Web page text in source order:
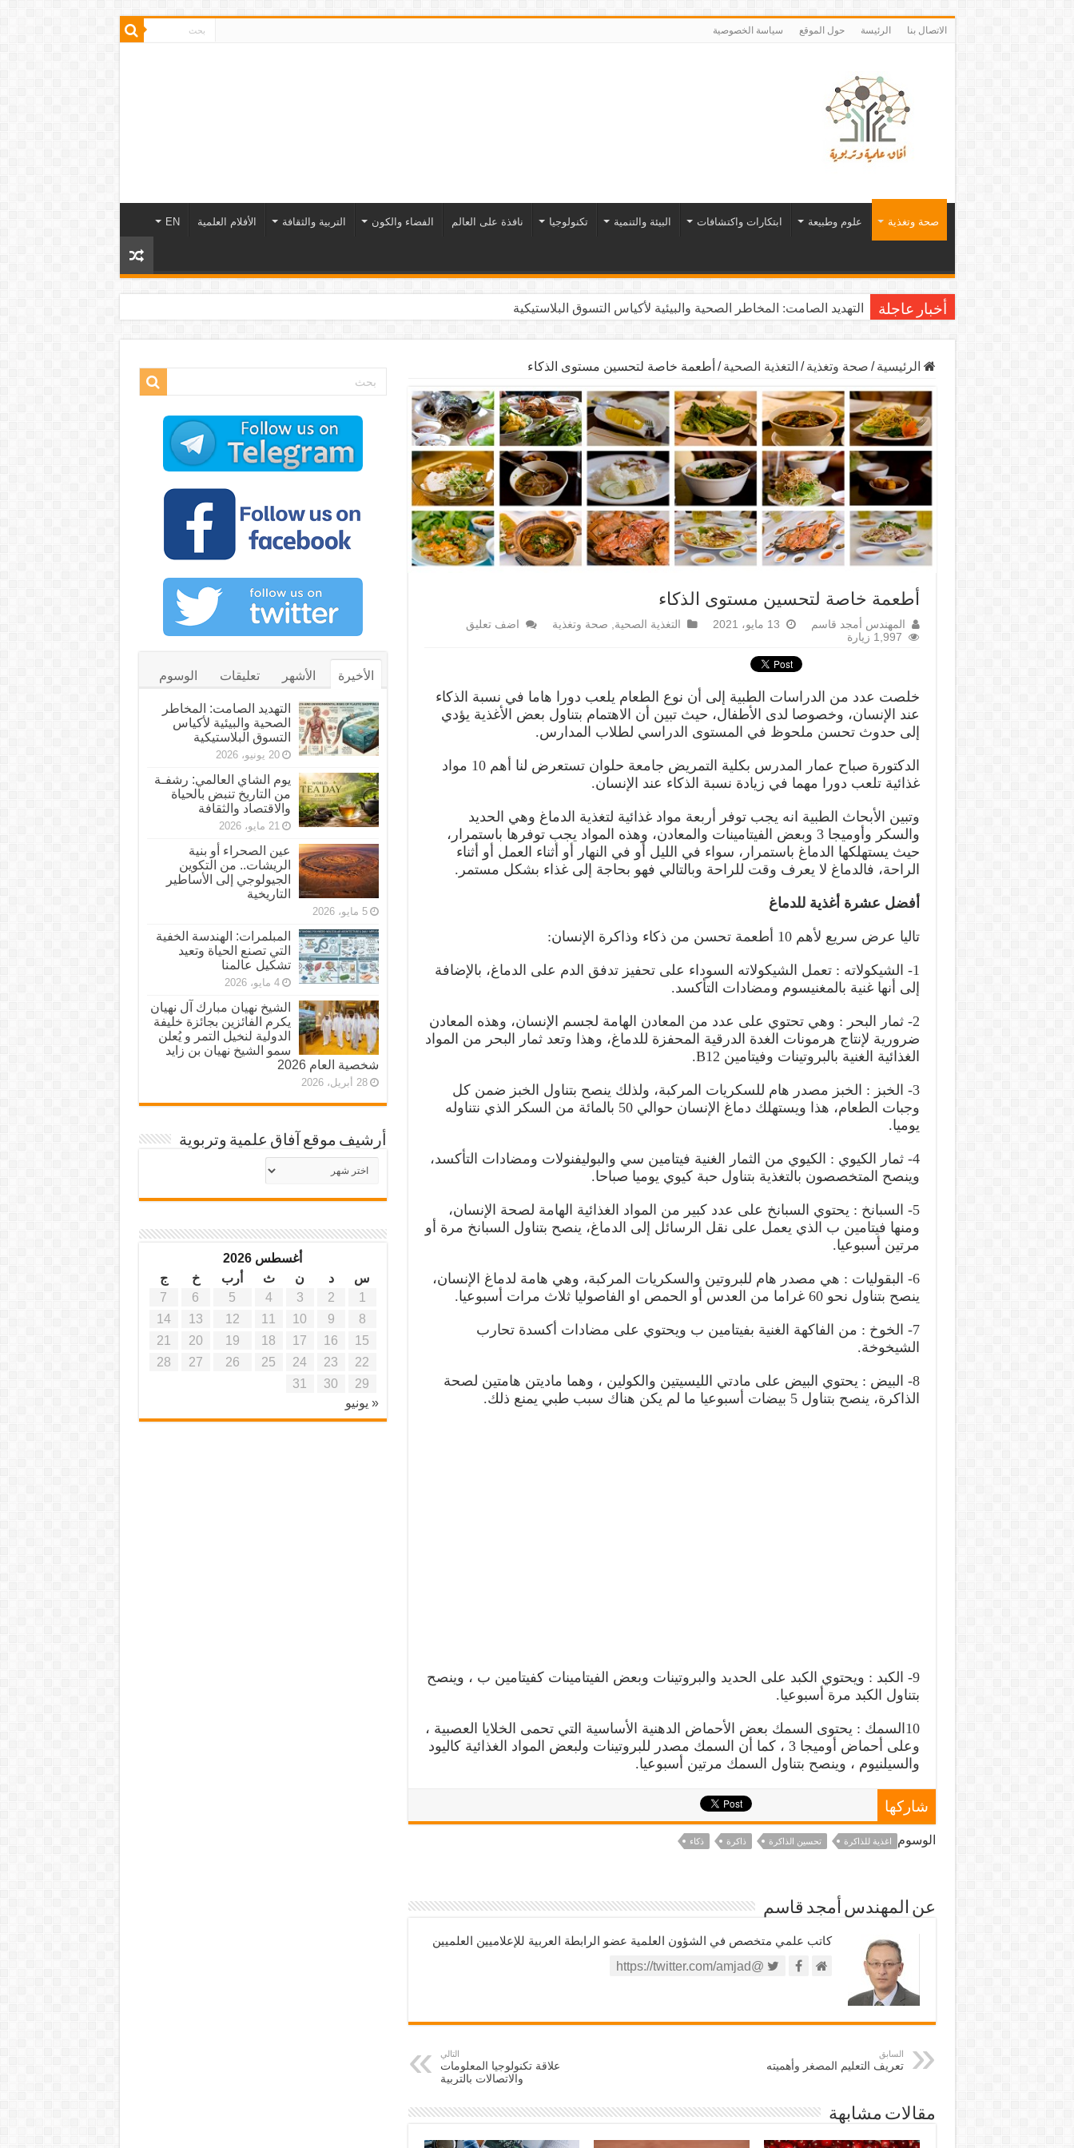
الاتصال بنا الرئيسة حول الموقع سياسة الخصوصية
صحة وتغذية علوم وطبيعة ابتكارات واكتشافات البيئة والتنمية تكنولوجيا نافذة على العالم الفضاء والكون التربية والثقافة الأفلام العلمية EN
أخبار عاجلة التهديد الصامت: المخاطر الصحية والبيئية لأكياس التسوق البلاستيكية
الرئيسية / صحة وتغذية / التغذية الصحية / أطعمة خاصة لتحسين مستوى الذكاء
أطعمة خاصة لتحسين مستوى الذكاء
المهندس أمجد قاسم 13 مايو، 2021 التغذية الصحية صحة وتغذية
اضف تعليق
1,997 زيارة
خلصت عدد من الدراسات الطبية إلى أن نوع الطعام يلعب دورا هاما في نسبة الذكاء
عند الإنسان، وخصوصا لدى الأطفال، حيث تبين أن الاهتمام بتناول بعض الأغذية يؤدي
إلى حدوث تحسن ملحوظ في المستوى الدراسي لطلاب المدارس.
الدكتورة صباح عمار المدرس بكلية التمريض جامعة حلوان تستعرض لنا أهم 10 مواد
غذائية تلعب دورا مهما في زيادة نسبة الذكاء عند الإنسان.
وتبين الأبحاث الطبية انه يجب توفر أربعة مواد غذائية لتغذية الدماغ وهي الحديد
والسكر وأوميجا 3 وبعض الفيتامينات والمعادن، وهذه المواد يجب توفرها باستمرار،
حيث يستهلكها الدماغ باستمرار، سواء في الليل أو في النهار أو أثناء العمل أو أثناء
الراحة، فالدماغ لا يعرف وقت للراحة وبالتالي فهو بحاجة إلى غذاء بشكل مستمر.
أفضل عشرة أغذية للدماغ
تاليا عرض سريع لأهم 10 أطعمة تحسن من ذكاء وذاكرة الإنسان:
1- الشيكولاته : تعمل الشيكولاته السوداء على تحفيز تدفق الدم على الدماغ، بالإضافة
إلى أنها غنية بالمغنيسوم ومضادات التأكسد.
2- ثمار البحر : وهي تحتوي على عدد من المعادن الهامة لجسم الإنسان، وهذه المعادن
ضرورية لإنتاج هرمونات الغدة الدرقية المحفزة للدماغ، وهذا وتعد ثمار البحر من المواد
الغذائية الغنية بالبروتينات وفيتامين B12.
3- الخبز : الخبز مصدر هام للسكريات المركبة، ولذلك ينصح بتناول الخبز ضمن كل
وجبات الطعام، هذا ويستهلك دماغ الإنسان حوالي 50 بالمائة من السكر الذي نتناوله
يوميا.
4- ثمار الكيوي : الكيوي من الثمار الغنية فيتامين سي والبوليفنولات ومضادات التأكسد،
وينصح المتخصصون بالتغذية بتناول حبة كيوي يوميا صباحا.
5- السبانخ : يحتوي السبانخ على عدد كبير من المواد الغذائية الهامة لصحة الإنسان،
ومنها فيتامين ب الذي يعمل على نقل الرسائل إلى الدماغ، ينصح بتناول السبانخ مرة أو
مرتين أسبوعيا.
6- البقوليات : هي مصدر هام للبروتين والسكريات المركبة، وهي هامة لدماغ الإنسان،
ينصح بتناول نحو 60 غراما من العدس أو الحمص او الفاصوليا ثلاث مرات أسبوعيا.
7- الخوخ : من الفاكهة الغنية بفيتامين ب ويحتوي على مضادات أكسدة تحارب
الشيخوخة.
8- البيض : يحتوي البيض على مادتي الليسيتين والكولين ، وهما ماديتن هامتين لصحة
الذاكرة، ينصح بتناول 5 بيضات أسبوعيا ما لم يكن هناك سبب طبي يمنع ذلك.
9- الكبد : ويحتوي الكبد على الحديد والبروتينات وبعض الفيتامينات كفيتامين ب ، وينصح
بتناول الكبد مرة أسبوعيا.
10السمك : يحتوى السمك بعض الأحماض الدهنية الأساسية التي تحمى الخلايا العصبية ،
وعلى أحماض أوميجا 3 ، كما أن السمك مصدر للبروتينات ولبعض المواد الغذائية كاليود
والسيلنيوم ، وينصح بتناول السمك مرتين أسبوعيا.
شاركها
الوسوم اغذية للذاكرة تحسين الذاكرة ذاكرة ذكاء
عن المهندس أمجد قاسم
كاتب علمي متخصص في الشؤون العلمية عضو الرابطة العربية للإعلاميين العلميين
@https://twitter.com/amjad
السابق
تعريف التعليم المصغر وأهميته
التالي
علاقة تكنولوجيا المعلومات
والاتصالات بالتربية
مقالات مشابهة
الأخيرة الأشهر تعليقات الوسوم
التهديد الصامت: المخاطر
الصحية والبيئية لأكياس
التسوق البلاستيكية
20 يونيو، 2026
يوم الشاي العالمي: رشفـة
من التاريخ تنبض بالحياة
والاقتصاد والثقافة
21 مايو، 2026
عين الصحراء أو بنية
الريشات.. من التكوين
الجيولوجي إلى الأساطير
التاريخية
5 مايو، 2026
المبلمرات: الهندسة الخفية
التي تصنع الحياة وتعيد
تشكيل عالمنا
4 مايو، 2026
الشيخ نهيان مبارك آل نهيان
يكرم الفائزين بجائزة خليفة
الدولية لنخيل التمر و يُعلن
سمو الشيخ نهيان بن زايد
شخصية العام 2026
28 أبريل، 2026
أرشيف موقع آفاق علمية وتربوية
أرشيف
موقع
أغسطس 2026
س
د ن ث أرب خ
ج
1
2
3
4
5
6
7
8
9
10
11
12
13
14
15
16
17
18
19
20
21
22
23
24
25
26
27
28
29
30
31
« يونيو